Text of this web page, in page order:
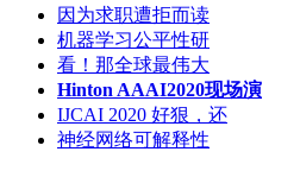
因为求职遭拒而读
机器学习公平性研
看！那全球最伟大
Hinton AAAI2020现场演
IJCAI 2020 好狠，还
神经网络可解释性